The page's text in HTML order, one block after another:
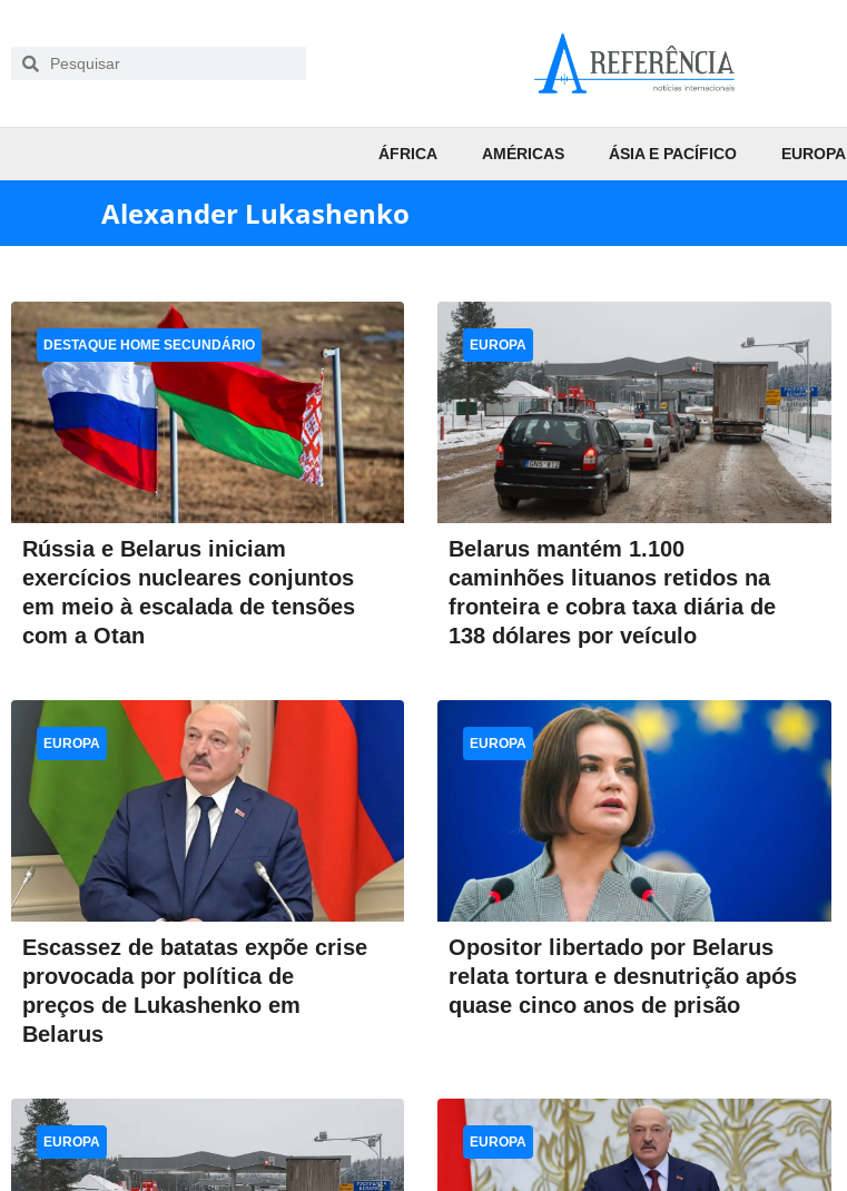
ÁFRICA AMÉRICAS ÁSIA E PACÍFICO EUROPA
Alexander Lukashenko
Rússia e Belarus iniciam
exercícios nucleares conjuntos
em meio à escalada de tensões
com a Otan
DESTAQUE HOME SECUNDÁRIO
Belarus mantém 1.100
caminhões lituanos retidos na
fronteira e cobra taxa diária de
138 dólares por veículo
EUROPA
Escassez de batatas expõe crise
provocada por política de
preços de Lukashenko em
Belarus
EUROPA
Opositor libertado por Belarus
relata tortura e desnutrição após
quase cinco anos de prisão
EUROPA
EUROPA EUROPA